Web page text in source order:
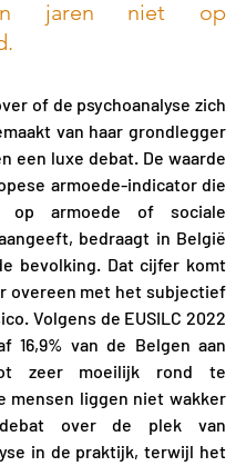
jaren niet op
of de psychoanalyse zich
van haar grondlegger
een luxe debat. De waarde
armoede-indicator die
op armoede of sociale
bedraagt in België
bevolking. Dat cijfer komt
overeen met het subjectief
Volgens de EUSILC 2022
16,9% van de Belgen aan
zeer moeilijk rond te
mensen liggen niet wakker
over de plek van
in de praktijk, terwijl het